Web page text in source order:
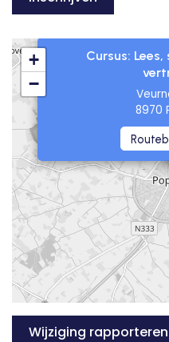
Cursus:
8970
+
−
Wijziging rapporteren